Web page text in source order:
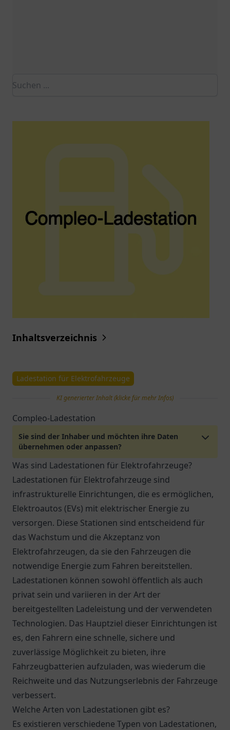
Inhaltsverzeichnis
Ladestation für Elektrofahrzeuge
KI generierter Inhalt (klicke für mehr Infos)
Compleo-Ladestation
Sie sind der Inhaber und möchten ihre Daten
übernehmen oder anpassen?
Was sind Ladestationen für Elektrofahrzeuge?
Ladestationen für Elektrofahrzeuge sind
infrastrukturelle Einrichtungen, die es ermöglichen,
Elektroautos (EVs) mit elektrischer Energie zu
versorgen. Diese Stationen sind entscheidend für
das Wachstum und die Akzeptanz von
Elektrofahrzeugen, da sie den Fahrzeugen die
notwendige Energie zum Fahren bereitstellen.
Ladestationen können sowohl öffentlich als auch
privat sein und variieren in der Art der
bereitgestellten Ladeleistung und der verwendeten
Technologien. Das Hauptziel dieser Einrichtungen ist
es, den Fahrern eine schnelle, sichere und
zuverlässige Möglichkeit zu bieten, ihre
Fahrzeugbatterien aufzuladen, was wiederum die
Reichweite und das Nutzungserlebnis der Fahrzeuge
verbessert.
Welche Arten von Ladestationen gibt es?
Es existieren verschiedene Typen von Ladestationen,